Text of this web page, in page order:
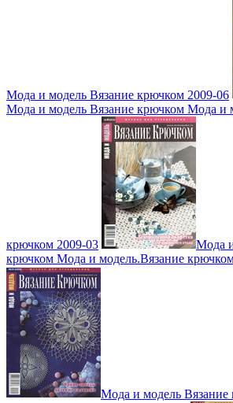
Мода и модель Вязание крючком 2009-06
Мода и модель Вязание крючком Мода и
крючком 2009-03
Мода
крючком Мода и модель.Вязание
Мода и модель